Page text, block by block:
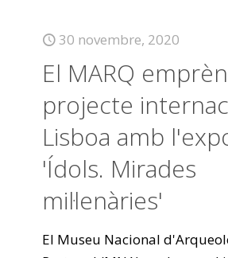
30 novembre, 2020
El MARQ
projecte
Lisboa amb
'Ídols. Mirades
mil·lenàries'
El Museu Nacional